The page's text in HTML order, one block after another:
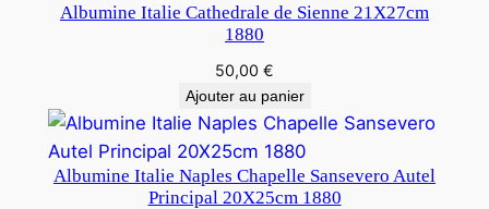
Albumine Italie Cathedrale de Sienne 21X27cm
1880
50,00 €
Ajouter au panier
Albumine Italie Naples Chapelle Sansevero Autel
Principal 20X25cm 1880